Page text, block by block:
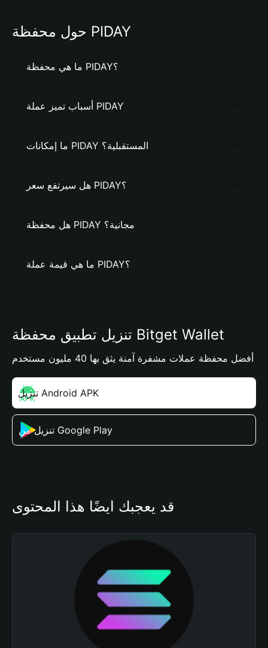
حول محفظة PIDAY
ما هي محفظة PIDAY؟
أسباب تميز عملة PIDAY
ما إمكانات PIDAY المستقبلية؟
هل سيرتفع سعر PIDAY؟
هل محفظة PIDAY مجانية؟
ما هي قيمة عملة PIDAY؟
تنزيل تطبيق محفظة Bitget Wallet
أفضل محفظة عملات مشفرة آمنة يثق بها 40 مليون مستخدم
تنزيل Android APK
تنزيل من Google Play
قد يعجبك أيضًا هذا المحتوى